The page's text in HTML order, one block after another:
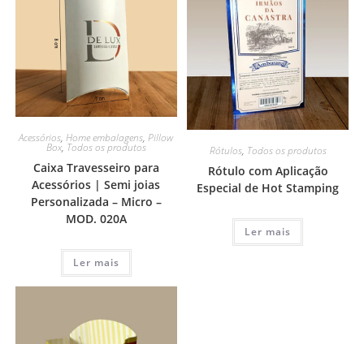
Acessórios,Home embalagens,Pillow
Box, Todos os produtos
Caixa Travesseiro para
Acessórios | Semi joias
Personalizada – Micro –
MOD. 020A
Ler mais
Rótulos, Todos os produtos
Rótulo com Aplicação
Especial de Hot Stamping
Ler mais